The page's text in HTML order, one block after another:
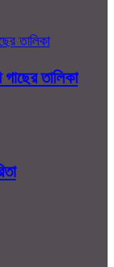
তালিকা